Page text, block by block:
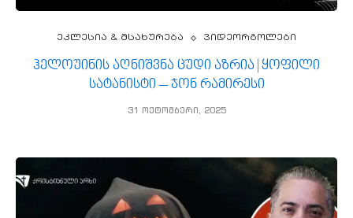
ეკლესია & მსახურება ვიდეორგოლები
ჰელოუინის აღნიშვნა ცუდი აზრია | ყოფილი
სატანისტი – ჯონ რამირესი
31 ოქტომბერი, 2025